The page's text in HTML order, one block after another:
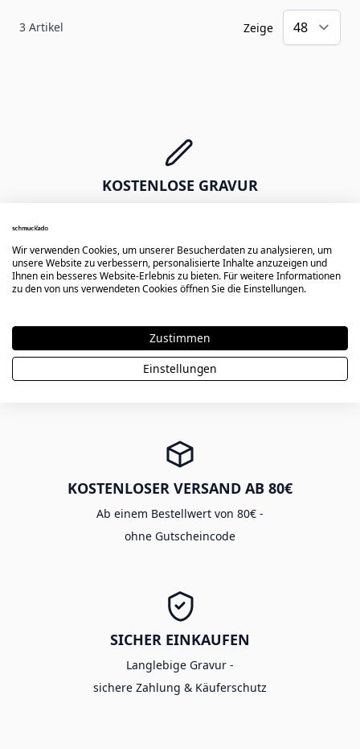
3 Artikel Zeige
KOSTENLOSE GRAVUR
EXPRESS VERSAND
Viele Produkte aus eigener Fertigung -
mit Expressoption in 48h
KOSTENLOSER VERSAND AB 80€
Ab einem Bestellwert von 80€ -
ohne Gutscheincode
SICHER EINKAUFEN
Langlebige Gravur -
sichere Zahlung & Käuferschutz
Wir verwenden Cookies, um unserer Besucherdaten zu analysieren, um
unsere Website zu verbessern, personalisierte Inhalte anzuzeigen und
Ihnen ein besseres Website-Erlebnis zu bieten. Für weitere Informationen
zu den von uns verwendeten Cookies öffnen Sie die Einstellungen.
Zustimmen
Einstellungen